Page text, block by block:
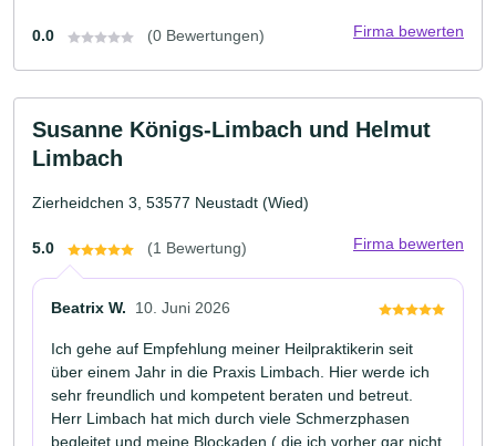
0.0 (0 Bewertungen) Firma bewerten
Susanne Königs-Limbach und Helmut
Limbach
Zierheidchen 3, 53577 Neustadt (Wied)
5.0 (1 Bewertung) Firma bewerten
Beatrix W. 10. Juni 2026
Ich gehe auf Empfehlung meiner Heilpraktikerin seit
über einem Jahr in die Praxis Limbach. Hier werde ich
sehr freundlich und kompetent beraten und betreut.
Herr Limbach hat mich durch viele Schmerzphasen
begleitet und meine Blockaden ( die ich vorher gar nicht